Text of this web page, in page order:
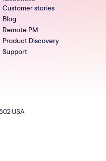
USA
Customer stories
Blog
Remote PM
Product Discovery
Support